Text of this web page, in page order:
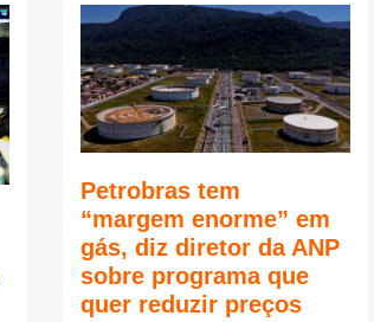
Petrobras tem
“margem enorme” em
gás, diz diretor da ANP
sobre programa que
quer reduzir preços